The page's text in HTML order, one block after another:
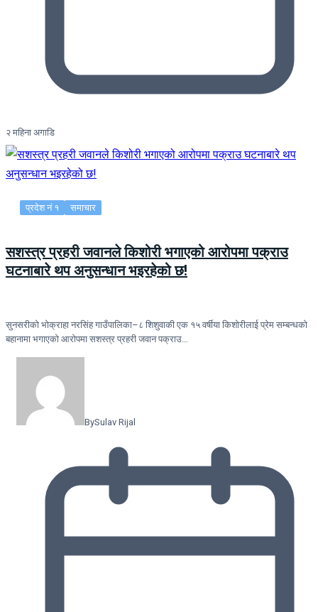
२ महिना अगाडि
प्रदेश नं १ समाचार
सशस्त्र प्रहरी जवानले किशोरी भगाएको आरोपमा पक्राउ
घटनाबारे थप अनुसन्धान भइरहेको छ!
सुनसरीको भोक्राहा नरसिंह गाउँपालिका–८ शिशुवाकी एक १५ वर्षीया किशोरीलाई प्रेम सम्बन्धको
बहानामा भगाएको आरोपमा सशस्त्र प्रहरी जवान पक्राउ…
BySulav Rijal